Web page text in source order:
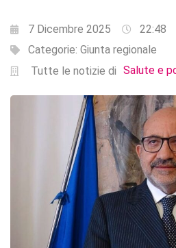
7 Dicembre 2025
22:48
Categorie: Giunta regionale
Tutte le notizie di Salute e